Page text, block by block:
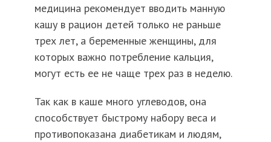
медицина рекомендует вводить манную
кашу в рацион детей только не раньше
трех лет, а беременные женщины, для
которых важно потребление кальция,
могут есть ее не чаще трех раз в неделю.
Так как в каше много углеводов, она
способствует быстрому набору веса и
противопоказана диабетикам и людям,